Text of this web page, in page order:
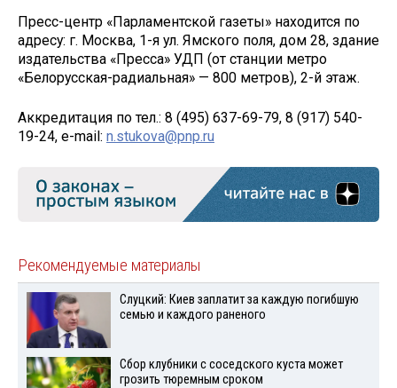
Пресс-центр «Парламентской газеты» находится по
адресу: г. Москва, 1-я ул. Ямского поля, дом 28, здание
издательства «Пресса» УДП (от станции метро
«Белорусская-радиальная» — 800 метров), 2-й этаж.
Аккредитация по тел.: 8 (495) 637-69-79, 8 (917) 540-
19-24, e-mail: n.stukova@pnp.ru
Рекомендуемые материалы
Слуцкий: Киев заплатит за каждую погибшую
семью и каждого раненого
Сбор клубники с соседского куста может
грозить тюремным сроком